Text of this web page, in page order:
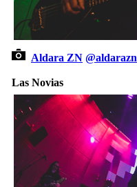
Aldara ZN @aldarazn
Las Novias